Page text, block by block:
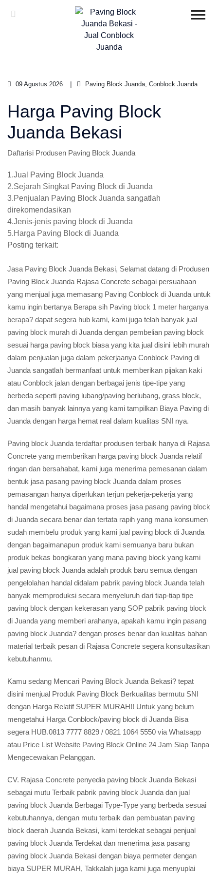
09 Agustus 2026 Paving Block Juanda, Conblock Juanda
Harga Paving Block
Juanda Bekasi
Daftarisi Produsen Paving Block Juanda
1.Jual Paving Block Juanda
2.Sejarah Singkat Paving Block di Juanda
3.Penjualan Paving Block Juanda sangatlah
direkomendasikan
4.Jenis-jenis paving block di Juanda
5.Harga Paving Block di Juanda
Posting terkait:
Jasa Paving Block Juanda Bekasi, Selamat datang di Produsen
Paving Block Juanda Rajasa Concrete sebagai persuahaan
yang menjual juga memasang Paving Conblock di Juanda untuk
kamu ingin bertanya Berapa sih Paving block 1 meter harganya
berapa? dapat segera hub kami, kami juga telah banyak jual
paving block murah di Juanda dengan pembelian paving block
sesuai harga paving block biasa yang kita jual disini lebih murah
dalam penjualan juga dalam pekerjaanya Conblock Paving di
Juanda sangatlah bermanfaat untuk memberikan pijakan kaki
atau Conblock jalan dengan berbagai jenis tipe-tipe yang
berbeda seperti paving lubang/paving berlubang, grass block,
dan masih banyak lainnya yang kami tampilkan Biaya Paving di
Juanda dengan harga hemat real dalam kualitas SNI nya.
Paving block Juanda terdaftar produsen terbaik hanya di Rajasa
Concrete yang memberikan harga paving block Juanda relatif
ringan dan bersahabat, kami juga menerima pemesanan dalam
bentuk jasa pasang paving block Juanda dalam proses
pemasangan hanya diperlukan terjun pekerja-pekerja yang
handal mengetahui bagaimana proses jasa pasang paving block
di Juanda secara benar dan tertata rapih yang mana konsumen
sudah membelu produk yang kami jual paving block di Juanda
dengan bagaimanapun produk kami semuanya baru bukan
produk bekas bongkaran yang mana paving block yang kami
jual paving block Juanda adalah produk baru semua dengan
pengelolahan handal didalam pabrik paving block Juanda telah
banyak memproduksi secara menyeluruh dari tiap-tiap tipe
paving block dengan kekerasan yang SOP pabrik paving block
di Juanda yang memberi arahanya, apakah kamu ingin pasang
paving block Juanda? dengan proses benar dan kualitas bahan
material terbaik pesan di Rajasa Concrete segera konsultasikan
kebutuhanmu.
Kamu sedang Mencari Paving Block Juanda Bekasi? tepat
disini menjual Produk Paving Block Berkualitas bermutu SNI
dengan Harga Relatif SUPER MURAH!! Untuk yang belum
mengetahui Harga Conblock/paving block di Juanda Bisa
segera HUB.0813 7777 8829 / 0821 1064 5550 via Whatsapp
atau Price List Website Paving Block Online 24 Jam Siap Tanpa
Mengecewakan Pelanggan.
CV. Rajasa Concrete penyedia paving block Juanda Bekasi
sebagai mutu Terbaik pabrik paving block Juanda dan jual
paving block Juanda Berbagai Type-Type yang berbeda sesuai
kebutuhannya, dengan mutu terbaik dan pembuatan paving
block daerah Juanda Bekasi, kami terdekat sebagai penjual
paving block Juanda Terdekat dan menerima jasa pasang
paving block Juanda Bekasi dengan biaya permeter dengan
biaya SUPER MURAH, Takkalah juga kami juga menyuplai